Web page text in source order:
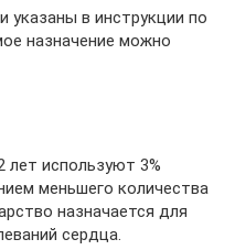
указаны в инструкции по
назначение можно
лет используют 3%
меньшего количества
назначается для
сердца.